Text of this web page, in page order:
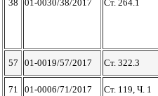
38 01-0030/38/2017 Ст. 264.1
57 01-0019/57/2017 Ст. 322.3
71 01-0006/71/2017 Ст. 119, Ч. 1